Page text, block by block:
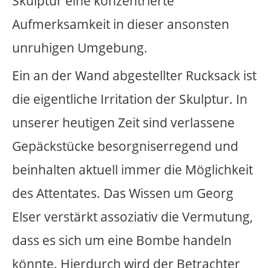
Wettbewerbsbeitrag Thomas Gerhards
(PDF-Dokument 73 KB)
Proposal for a competition: A
Monument for Georg Elser in Berlin,
2010
The theme Georg Elser contains
historical and moral aspects. First of all,
the monument should express a
violence. Both monument and art would
be ineffective if it restricted itself to the
historical view of violence without looking
In principle, a bomb attack is a
condemned radical intervention against